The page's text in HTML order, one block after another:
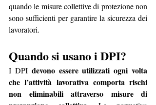
quando le misure collettive di protezione non
sono sufficienti per garantire la sicurezza dei
lavoratori.
Quando si usano i DPI?
I DPI devono essere utilizzati ogni volta
che l’attività lavorativa comporta rischi
non eliminabili attraverso misure di